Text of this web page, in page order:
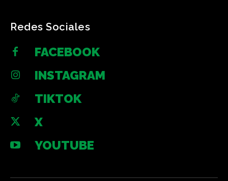
Redes Sociales
FACEBOOK
INSTAGRAM
TIKTOK
X
YOUTUBE